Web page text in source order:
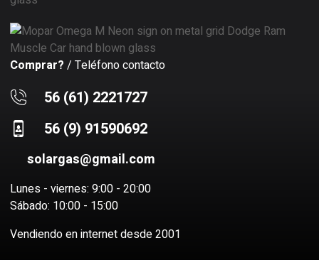
Comprar? / Teléfono contacto
56 (61) 2221727
56 (9) 91590692
solargas@gmail.com
Lunes - viernes: 9:00 - 20:00
Sábado: 10:00 - 15:00
Vendiendo en internet desde 2001